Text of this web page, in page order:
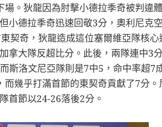
場。狄龍因為肘擊小德拉季奇被判違
小德拉季奇迅速回敬3分，奧利尼克
契奇，狄龍造成這位塞爾維亞隊核心
拿大隊反超比分。此後，兩隊連中3
斯洛文尼亞隊則是7中5，命中率超7
而幾乎打滿首節的東契奇貢獻了7分。
首節以24-26落後2分。